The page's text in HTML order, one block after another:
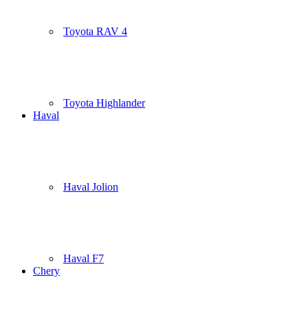
Toyota RAV 4
Toyota Highlander
Haval
Haval Jolion
Haval F7
Chery